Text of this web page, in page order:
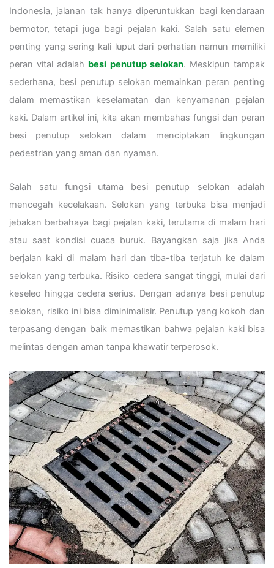
Indonesia, jalanan tak hanya diperuntukkan bagi kendaraan
bermotor, tetapi juga bagi pejalan kaki. Salah satu elemen
penting yang sering kali luput dari perhatian namun memiliki
peran vital adalah besi penutup selokan. Meskipun tampak
sederhana, besi penutup selokan memainkan peran penting
dalam memastikan keselamatan dan kenyamanan pejalan
kaki. Dalam artikel ini, kita akan membahas fungsi dan peran
besi penutup selokan dalam menciptakan lingkungan
pedestrian yang aman dan nyaman.
Salah satu fungsi utama besi penutup selokan adalah
mencegah kecelakaan. Selokan yang terbuka bisa menjadi
jebakan berbahaya bagi pejalan kaki, terutama di malam hari
atau saat kondisi cuaca buruk. Bayangkan saja jika Anda
berjalan kaki di malam hari dan tiba-tiba terjatuh ke dalam
selokan yang terbuka. Risiko cedera sangat tinggi, mulai dari
keseleo hingga cedera serius. Dengan adanya besi penutup
selokan, risiko ini bisa diminimalisir. Penutup yang kokoh dan
terpasang dengan baik memastikan bahwa pejalan kaki bisa
melintas dengan aman tanpa khawatir terperosok.